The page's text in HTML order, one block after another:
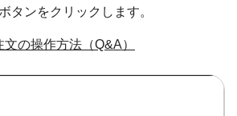
タンをクリックします。
の操作方法（Q&A）